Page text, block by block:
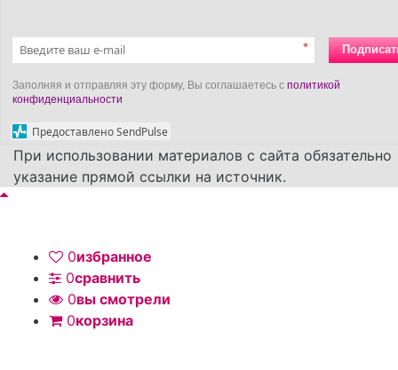
*
Заполняя и отправляя эту форму, Вы соглашаетесь с политикой
конфиденциальности
Предоставлено SendPulse
При использовании материалов с сайта обязательно
указание прямой ссылки на источник.
0избранное
0сравнить
0вы смотрели
0корзина